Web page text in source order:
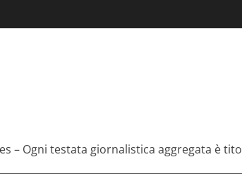
– Ogni testata giornalistica aggregata è